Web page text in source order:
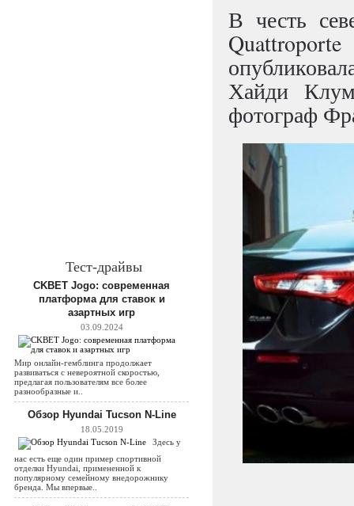
Тест-драйвы
CKBET Jogo: современная
платформа для ставок и
азартных игр
03.09.2024
Мир онлайн-гемблинга продолжает
развиваться с невероятной скоростью,
предлагая пользователям все более
разнообразные и..
Обзор Hyundai Tucson N-Line
18.05.2019
Здесь у
нас есть еще один пример спортивной
отделки Hyundai, примененной к
популярному семейному внедорожнику
бренда. Мы впервые..
В честь
Хайди
фотограф